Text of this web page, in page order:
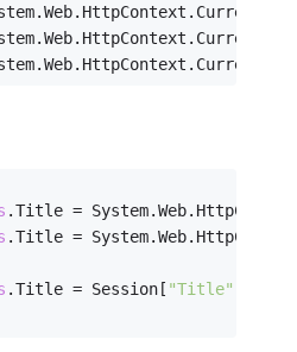
.Title =
.Title =
.Title = Session[ "Title"